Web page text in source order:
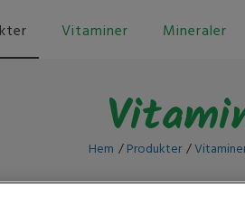
Vitaminer Mineraler
Hem Produkter